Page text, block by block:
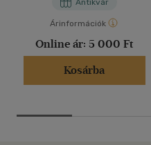
Antikvár
Árinformációk
Online ár: 5 000 Ft
Kosárba